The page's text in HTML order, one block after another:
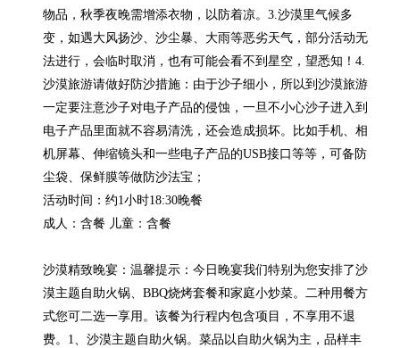
物品，秋季夜晚需增添衣物，以防着凉。3.沙漠里气候多
变，如遇大风扬沙、沙尘暴、大雨等恶劣天气，部分活动无
法进行，会临时取消，也有可能会看不到星空，望悉知！4.
沙漠旅游请做好防沙措施：由于沙子细小，所以到沙漠旅游
一定要注意沙子对电子产品的侵蚀，一旦不小心沙子进入到
电子产品里面就不容易清洗，还会造成损坏。比如手机、相
机屏幕、伸缩镜头和一些电子产品的USB接口等等，可备防
尘袋、保鲜膜等做防沙法宝；
活动时间：约1小时18:30晚餐
成人：含餐 儿童：含餐
沙漠精致晚宴：温馨提示：今日晚宴我们特别为您安排了沙
漠主题自助火锅、BBQ烧烤套餐和家庭小炒菜。二种用餐方
式您可二选一享用。该餐为行程内包含项目，不享用不退
费。1、沙漠主题自助火锅。菜品以自助火锅为主，品样丰